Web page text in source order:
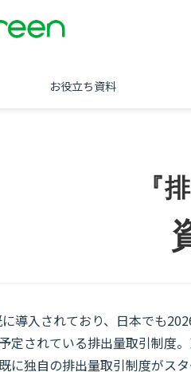
お役立ち資料
『
導入されており、日本でも
定されている排出量取引制度
に独自の排出量取引制度がス